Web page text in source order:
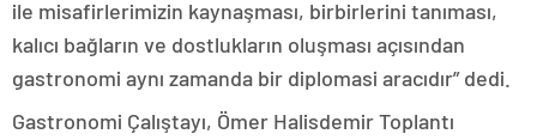
ile misafirlerimizin kaynaşması, birbirlerini tanıması,
kalıcı bağların ve dostlukların oluşması açısından
gastronomi aynı zamanda bir diplomasi aracıdır” dedi.
Gastronomi Çalıştayı, Ömer Halisdemir Toplantı